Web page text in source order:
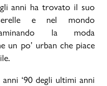
anni ha trovato il suo
e nel mondo
la moda
un po’ urban che piace
‘90 degli ultimi anni